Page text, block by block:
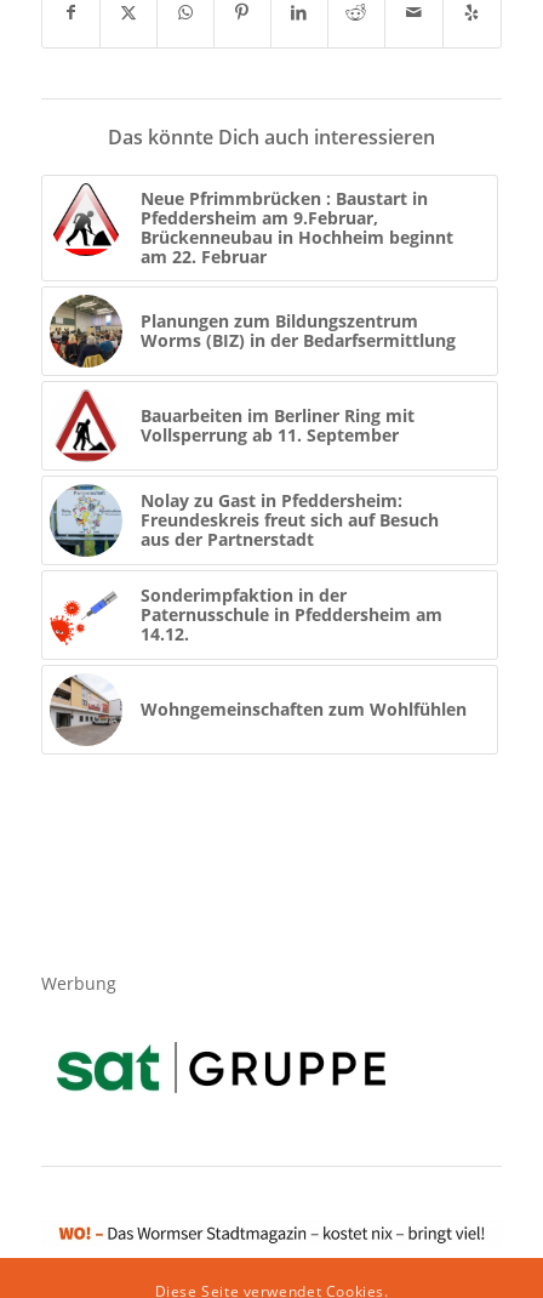
Das könnte Dich auch interessieren
Neue Pfrimmbrücken : Baustart in
Pfeddersheim am 9.Februar,
Brückenneubau in Hochheim beginnt
am 22. Februar
Planungen zum Bildungszentrum
Worms (BIZ) in der Bedarfsermittlung
Bauarbeiten im Berliner Ring mit
Vollsperrung ab 11. September
Nolay zu Gast in Pfeddersheim:
Freundeskreis freut sich auf Besuch
aus der Partnerstadt
Sonderimpfaktion in der
Paternusschule in Pfeddersheim am
14.12.
Wohngemeinschaften zum Wohlfühlen
Werbung
Diese Seite verwendet Cookies.